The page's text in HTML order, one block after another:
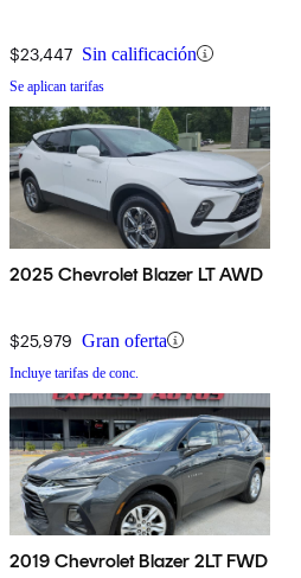
$23,447 Sin calificación
Se aplican tarifas
2025 Chevrolet Blazer LT AWD
$25,979 Gran oferta
Incluye tarifas de conc.
2019 Chevrolet Blazer 2LT FWD